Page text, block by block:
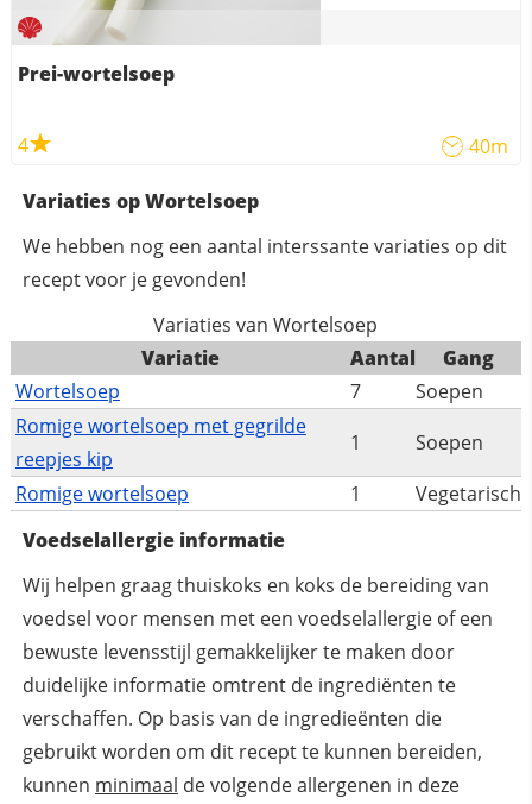
Prei-wortelsoep
4 40m
Variaties op Wortelsoep
We hebben nog een aantal interssante variaties op dit
recept voor je gevonden!
Variaties van Wortelsoep
Variatie
Aantal
Gang
Wortelsoep
7
Soepen
Romige wortelsoep met gegrilde
reepjes kip
1
Soepen
Romige wortelsoep
1
Vegetarisch
Voedselallergie informatie
Wij helpen graag thuiskoks en koks de bereiding van
voedsel voor mensen met een voedselallergie of een
bewuste levensstijl gemakkelijker te maken door
duidelijke informatie omtrent de ingrediënten te
verschaffen. Op basis van de ingredieënten die
gebruikt worden om dit recept te kunnen bereiden,
kunnen minimaal de volgende allergenen in deze